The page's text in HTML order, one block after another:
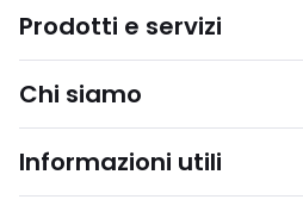
Prodotti e servizi
Chi siamo
Informazioni utili